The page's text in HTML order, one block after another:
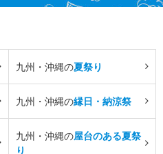
九州・沖縄の夏祭り
九州・沖縄の縁日・納涼祭
九州・沖縄の屋台のある夏祭
り